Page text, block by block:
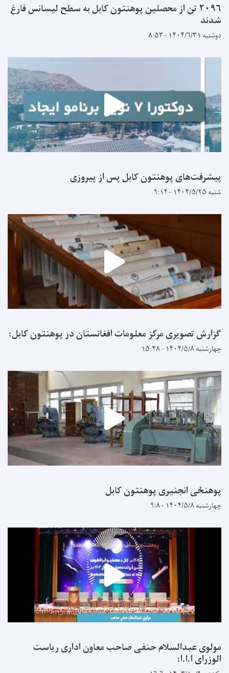
۲۰۹۶ تن از محصلین پوهنتون کابل به سطح لیسانس فارغ
شدند
دوشنبه ۱۴۰۴/۶/۳۱ - ۸:۵۳
پیشرفت‌های پوهنتون کابل پس از پیروزی
شنبه ۱۴۰۴/۵/۲۵ - ۹:۱۴
گزارش تصویری مرکز معلومات افغانستان در پوهنتون کابل:
چهارشنبه ۱۴۰۴/۵/۸ - ۱۵:۴۸
پوهنځی انجنیری پوهنتون کابل
چهارشنبه ۱۴۰۴/۵/۸ - ۹:۸
مولوی عبدالسلام حنفی صاحب معاون اداری ریاست
الوزرای ا.ا.ا: